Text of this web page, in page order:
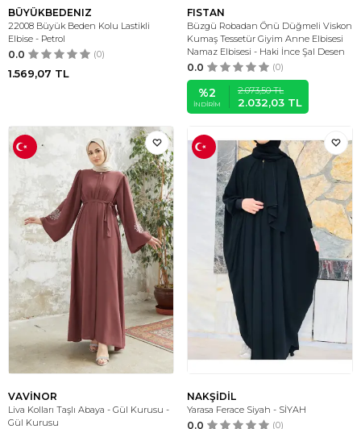
BÜYÜKBEDENIZ
22008 Büyük Beden Kolu Lastikli
Elbise - Petrol
0.0 (0)
1.569,07 TL
FISTAN
Büzgü Robadan Önü Düğmeli Viskon
Kumaş Tessetür Giyim Anne Elbisesi
Namaz Elbisesi - Haki İnce Şal Desen
0.0 (0)
%2
İNDIRIM
2.073,50TL
2.032,03 TL
VAVİNOR
Liva Kolları Taşlı Abaya - Gül Kurusu -
Gül Kurusu
NAKŞİDİL
Yarasa Ferace Siyah - SİYAH
0.0 (0)